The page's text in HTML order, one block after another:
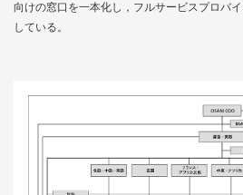
向けの窓口を一本化し，フルサービスプロバ
している。